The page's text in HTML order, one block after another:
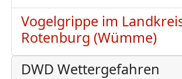
Vogelgrippe im
Rotenburg (Wümme)
DWD Wettergefahren